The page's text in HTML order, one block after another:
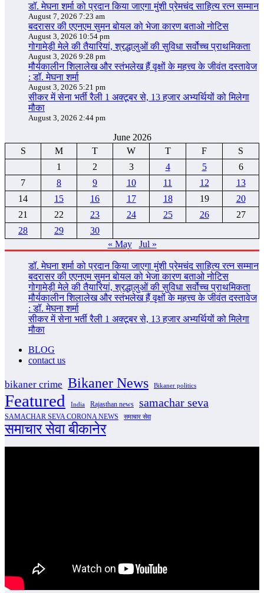
डॉ. मेघना शर्मा को प्रदान किया जाएगा मुंशी प्रेमचंद साहित्य रत्न सम्‍मान
August 7, 2026 7:23 am
बदरासर की एएनएम सुमन बोयल को भेजा कारण बताओ नोटिस
August 3, 2026 10:54 pm
गोगामेड़ी मेले की तैयारियां, श्रद्धालुओं की सुविधा सर्वोच्च प्राथमिकता
August 3, 2026 9:28 pm
मौर्यकालीन शिलालेख और स्तंभलेख हैं वृक्षों के महत्त्व के जीवंत दस्तावेज
: डॉ. मेघना शर्मा
August 3, 2026 5:21 pm
सीकर में सेना भर्ती रैली 1 अक्टूबर से, 13 हजार अभ्यर्थियों को मिलेगा
मौका
August 3, 2026 2:44 pm
June 2026
S
M T W T F
S
1
2 3 4 5
6
7
8 9 10 11 12
13
14
15 16 17 18 19
20
21
22 23 24 25 26
27
28
29
30
« May
Jul »
डॉ. मेघना शर्मा को प्रदान किया जाएगा मुंशी प्रेमचंद साहित्य रत्न सम्‍मान
बदरासर की एएनएम सुमन बोयल को भेजा कारण बताओ नोटिस
गोगामेड़ी मेले की तैयारियां, श्रद्धालुओं की सुविधा सर्वोच्च प्राथमिकता
मौर्यकालीन शिलालेख और स्तंभलेख हैं वृक्षों के महत्त्व के जीवंत दस्तावेज
: डॉ. मेघना शर्मा
सीकर में सेना भर्ती रैली 1 अक्टूबर से, 13 हजार अभ्यर्थियों को मिलेगा
मौका
BLOG
contact us
bikaner crime Bikaner News Bikaner politics
Featured India Rajasthan news samachar seva
SAMACHAR SEVA CORONA NEWS समाचार सेवा
समाचार सेवा बीकानेर